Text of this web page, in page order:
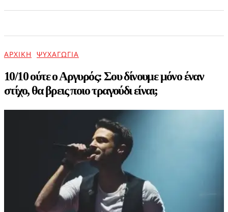
ΑΡΧΙΚΉ ΨΥΧΑΓΩΓΊΑ
10/10 ούτε ο Αργυρός: Σου δίνουμε μόνο έναν
στίχο, θα βρεις ποιο τραγούδι είναι;